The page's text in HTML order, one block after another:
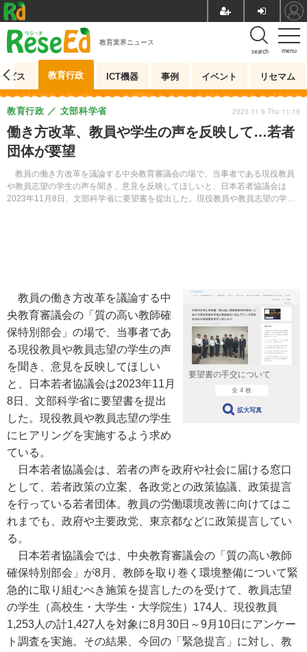
menu
search
教育業界ニュース
ビス 教育行政 ICT機器 事例 イベント リセマム
働き方改革、教員や学生の声を反映して…若者
団体が要望
教員の働き方改革を議論する中央教育審議会の場で、当事者である現役教員
や教員志望の学生の声を聞き、意見を反映してほしいと、日本若者協議会は
2023年11月8日、文部科学省に要望書を提出した。現役教員や教員志望の学生
教育行政 文部科学省 2023.11.9 Thu 11:15
要望書の手交について
全 4 枚
拡大写真
教員の働き方改革を議論する中
央教育審議会の「質の高い教師確
保特別部会」の場で、当事者であ
る現役教員や教員志望の学生の声
を聞き、意見を反映してほしい
と、日本若者協議会は2023年11月
8日、文部科学省に要望書を提出
した。現役教員や教員志望の学生
にヒアリングを実施するよう求め
ている。
日本若者協議会は、若者の声を政府や社会に届ける窓口
として、若者政策の立案、各政党との政策協議、政策提言
を行っている若者団体。教員の労働環境改善に向けてはこ
れまでも、政府や主要政党、東京都などに政策提言してい
る。
日本若者協議会では、中央教育審議会の「質の高い教師
確保特別部会」が8月、教師を取り巻く環境整備について緊
急的に取り組むべき施策を提言したのを受けて、教員志望
の学生（高校生・大学生・大学院生）174人、現役教員
1,253人の計1,427人を対象に8月30日～9月10日にアンケー
ト調査を実施。その結果、今回の「緊急提言」に対し、教